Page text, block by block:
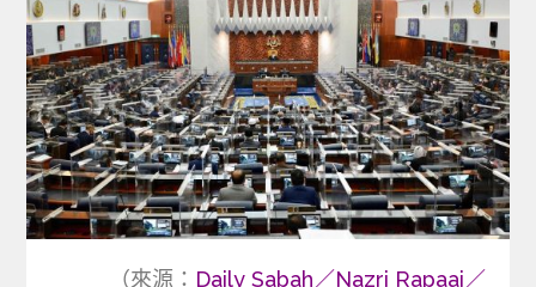
（來源： Daily Sabah／Nazri Rapaai／